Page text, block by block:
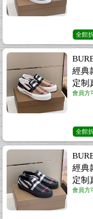
全館
經典
定制
會員方
全館
經典
定制
會員方